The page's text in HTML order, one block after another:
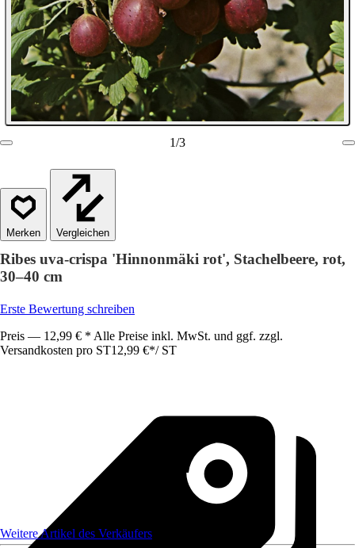
1/3
Vergleichen
Ribes uva-crispa 'Hinnonmäki rot', Stachelbeere, rot,
30–40 cm
Erste Bewertung schreiben
Preis — 12,99 € * Alle Preise inkl. MwSt. und ggf. zzgl.
Versandkosten pro ST12,99 €*/ ST
Weitere Artikel des Verkäufers